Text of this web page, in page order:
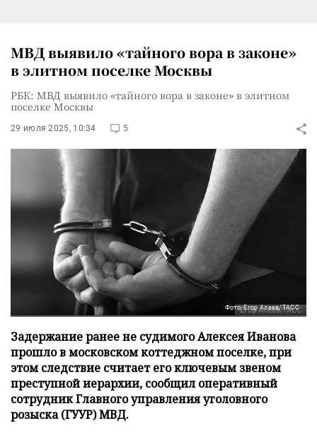
МВД выявило «тайного вора в законе»
в элитном поселке Москвы
РБК: МВД выявило «тайного вора в законе» в элитном
поселке Москвы
29 июля 2025, 10:34 5
Фото: Егор Алеев/ТАСС
Задержание ранее не судимого Алексея Иванова
прошло в московском коттеджном поселке, при
этом следствие считает его ключевым звеном
преступной иерархии, сообщил оперативный
сотрудник Главного управления уголовного
розыска (ГУУР) МВД.